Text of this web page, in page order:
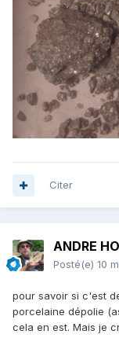
Citer
ANDRE
Posté(e) 10
pour savoir si c'est
porcelaine dépolie
cela en est. Mais je